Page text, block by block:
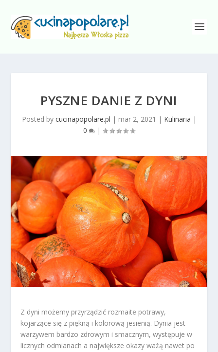
PYSZNE DANIE Z DYNI
Posted by cucinapopolare.pl | mar 2, 2021 | Kulinaria |
0
|
Z dyni możemy przyrządzić rozmaite potrawy,
kojarzące się z piękną i kolorową jesienią. Dynia jest
warzywem bardzo zdrowym i smacznym, występuje w
licznych odmianach a największe okazy ważą nawet po